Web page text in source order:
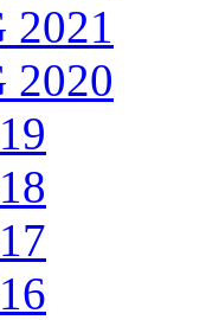
2021
2020